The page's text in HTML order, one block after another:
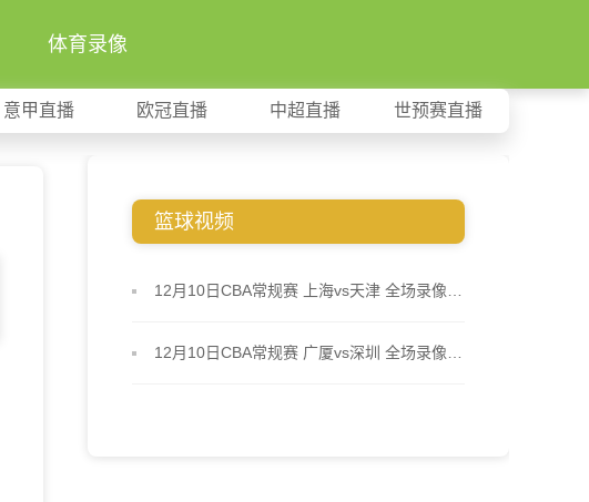
体育录像
意甲直播 欧冠直播 中超直播 世预赛直播
篮球视频